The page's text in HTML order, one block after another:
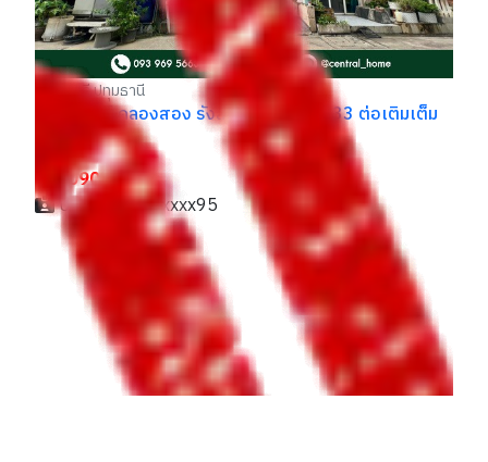
ธัญบุรี ปทุมธานี
ทาวน์เฮ้าส์ คลองสอง รังสิต - นครนายก 33 ต่อเติมเต็ม
฿ 1,090,000
ปัณณ์ / 094xxxxx95